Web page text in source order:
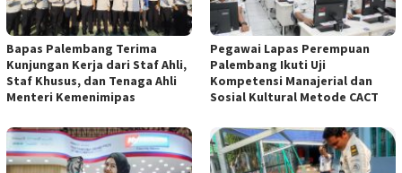
Bapas Palembang Terima
Kunjungan Kerja dari Staf Ahli,
Staf Khusus, dan Tenaga Ahli
Menteri Kemenimipas
Pegawai Lapas Perempuan
Palembang Ikuti Uji
Kompetensi Manajerial dan
Sosial Kultural Metode CACT